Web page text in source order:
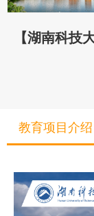
【湖南科技
教育项目介绍